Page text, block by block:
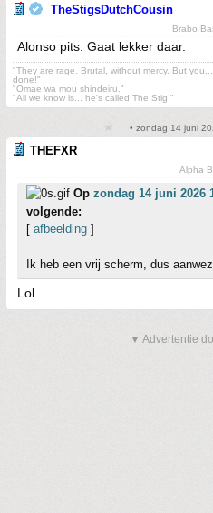
TheStigsDutchCousin
Brabo
Alonso pits. Gaat lekker daar.
"They are rage. Brutal, without mercy. But
done!"
"Omae wa mou shindeiru."
"All we know is... he's called The Stig!"
• zondag 14 juni
THEFXR
Alpha
Op zondag 14 juni 2026
volgende:
[ afbeelding ]
Ik heb een vrij scherm, dus
Lol
▼ Advertentie